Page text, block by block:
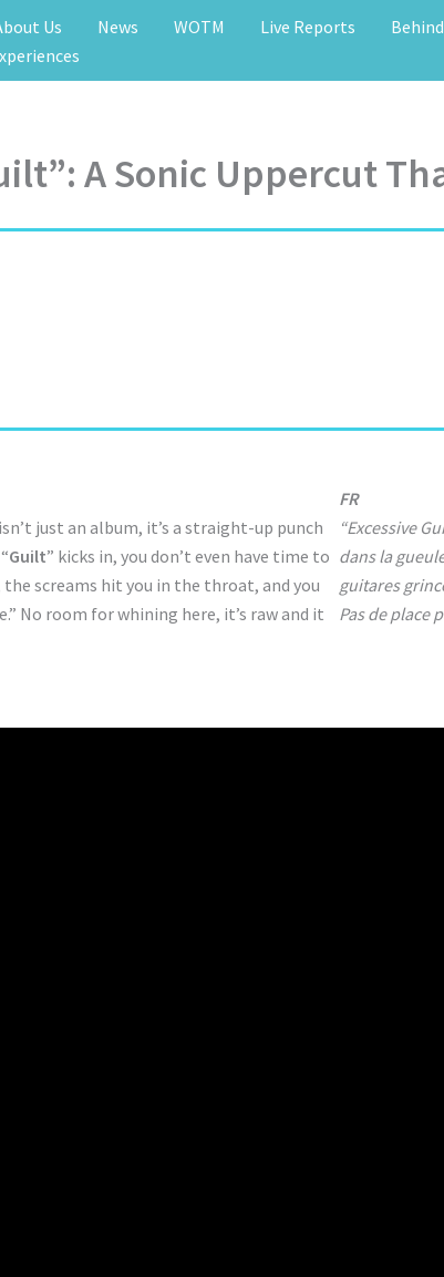
Us News WOTM Live Reports
A Sonic Uppercut
isn’t just an album, it’s a straight-up punch
Guilt” kicks in, you don’t even have time to
screams hit you in the throat, and you
No room for whining here, it’s raw and it
FR
“Excessive
dans la
guitares
Pas de place